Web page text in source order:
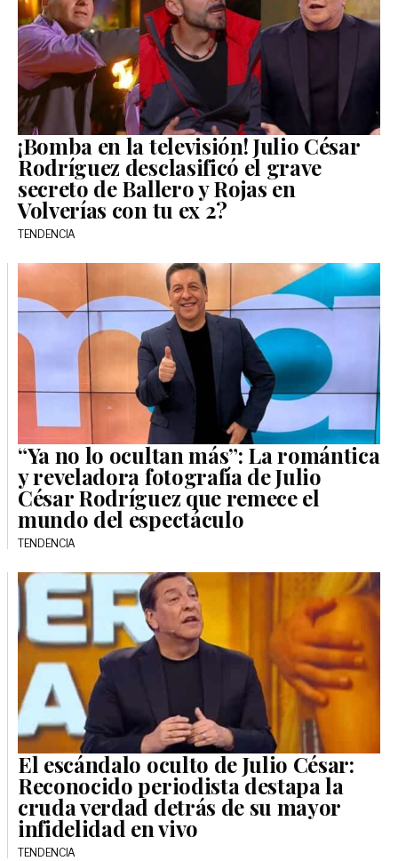
¡Bomba en la televisión! Julio César
Rodríguez desclasificó el grave
secreto de Ballero y Rojas en
Volverías con tu ex 2?
TENDENCIA
“Ya no lo ocultan más”: La romántica
y reveladora fotografía de Julio
César Rodríguez que remece el
mundo del espectáculo
TENDENCIA
El escándalo oculto de Julio César:
Reconocido periodista destapa la
cruda verdad detrás de su mayor
infidelidad en vivo
TENDENCIA